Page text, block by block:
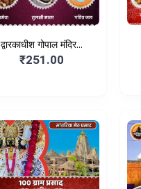
द्वारकाधीश गोपाल मंदिर...
₹251.00